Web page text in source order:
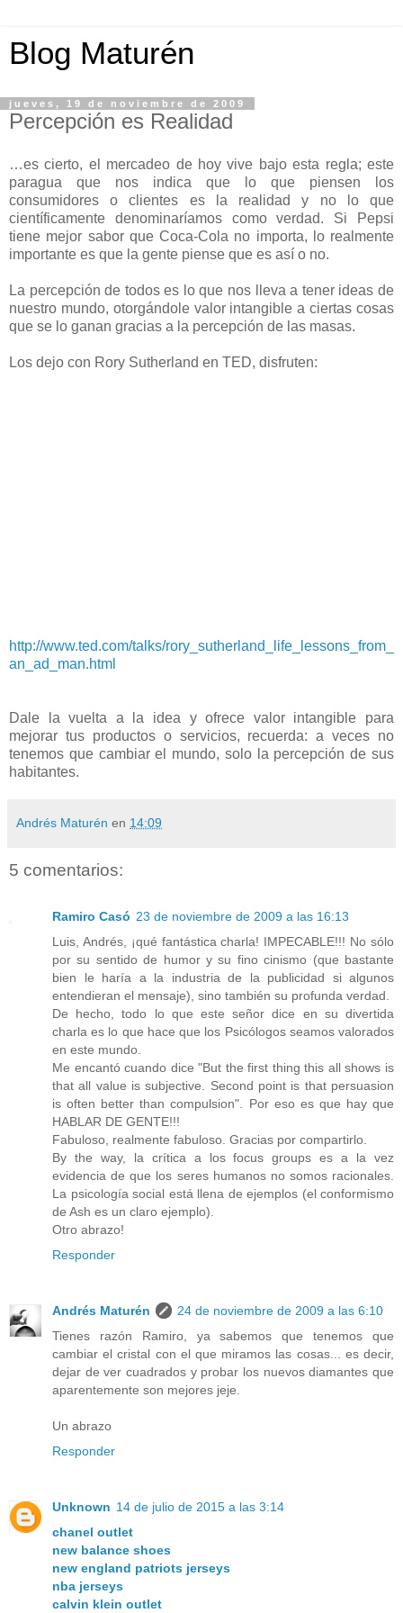
Blog Maturén
jueves, 19 de noviembre de 2009
Percepción es Realidad
…es cierto, el mercadeo de hoy vive bajo esta regla; este
paragua que nos indica que lo que piensen los
consumidores o clientes es la realidad y no lo que
científicamente denominaríamos como verdad. Si Pepsi
tiene mejor sabor que Coca-Cola no importa, lo realmente
importante es que la gente piense que es así o no.
La percepción de todos es lo que nos lleva a tener ideas de
nuestro mundo, otorgándole valor intangible a ciertas cosas
que se lo ganan gracias a la percepción de las masas.
Los dejo con Rory Sutherland en TED, disfruten:
http://www.ted.com/talks/rory_sutherland_life_lessons_from_
an_ad_man.html
Dale la vuelta a la idea y ofrece valor intangible para
mejorar tus productos o servicios, recuerda: a veces no
tenemos que cambiar el mundo, solo la percepción de sus
habitantes.
Andrés Maturén en 14:09
5 comentarios:
Ramiro Casó 23 de noviembre de 2009 a las 16:13
Luis, Andrés, ¡qué fantástica charla! IMPECABLE!!! No sólo
por su sentido de humor y su fino cinismo (que bastante
bien le haría a la industria de la publicidad si algunos
entendieran el mensaje), sino también su profunda verdad.
De hecho, todo lo que este señor dice en su divertida
charla es lo que hace que los Psicólogos seamos valorados
en este mundo.
Me encantó cuando dice "But the first thing this all shows is
that all value is subjective. Second point is that persuasion
is often better than compulsion". Por eso es que hay que
HABLAR DE GENTE!!!
Fabuloso, realmente fabuloso. Gracias por compartirlo.
By the way, la crítica a los focus groups es a la vez
evidencia de que los seres humanos no somos racionales.
La psicología social está llena de ejemplos (el conformismo
de Ash es un claro ejemplo).
Otro abrazo!
Responder
Andrés Maturén
24 de noviembre de 2009 a las 6:10
Tienes razón Ramiro, ya sabemos que tenemos que
cambiar el cristal con el que miramos las cosas... es decir,
dejar de ver cuadrados y probar los nuevos diamantes que
aparentemente son mejores jeje.
Un abrazo
Responder
Unknown 14 de julio de 2015 a las 3:14
chanel outlet
new balance shoes
new england patriots jerseys
nba jerseys
calvin klein outlet